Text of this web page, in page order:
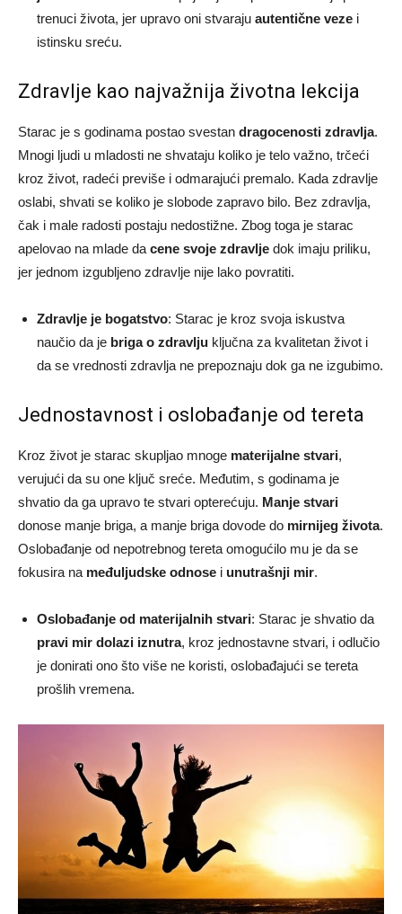
trenuci života, jer upravo oni stvaraju autentične veze i
istinsku sreću.
Zdravlje kao najvažnija životna lekcija
Starac je s godinama postao svestan dragocenosti zdravlja.
Mnogi ljudi u mladosti ne shvataju koliko je telo važno, trčeći
kroz život, radeći previše i odmarajući premalo. Kada zdravlje
oslabi, shvati se koliko je slobode zapravo bilo. Bez zdravlja,
čak i male radosti postaju nedostižne. Zbog toga je starac
apelovao na mlade da cene svoje zdravlje dok imaju priliku,
jer jednom izgubljeno zdravlje nije lako povratiti.
Zdravlje je bogatstvo: Starac je kroz svoja iskustva
naučio da je briga o zdravlju ključna za kvalitetan život i
da se vrednosti zdravlja ne prepoznaju dok ga ne izgubimo.
Jednostavnost i oslobađanje od tereta
Kroz život je starac skupljao mnoge materijalne stvari,
verujući da su one ključ sreće. Međutim, s godinama je
shvatio da ga upravo te stvari opterećuju. Manje stvari
donose manje briga, a manje briga dovode do mirnijeg života.
Oslobađanje od nepotrebnog tereta omogućilo mu je da se
fokusira na međuljudske odnose i unutrašnji mir.
Oslobađanje od materijalnih stvari: Starac je shvatio da
pravi mir dolazi iznutra, kroz jednostavne stvari, i odlučio
je donirati ono što više ne koristi, oslobađajući se tereta
prošlih vremena.